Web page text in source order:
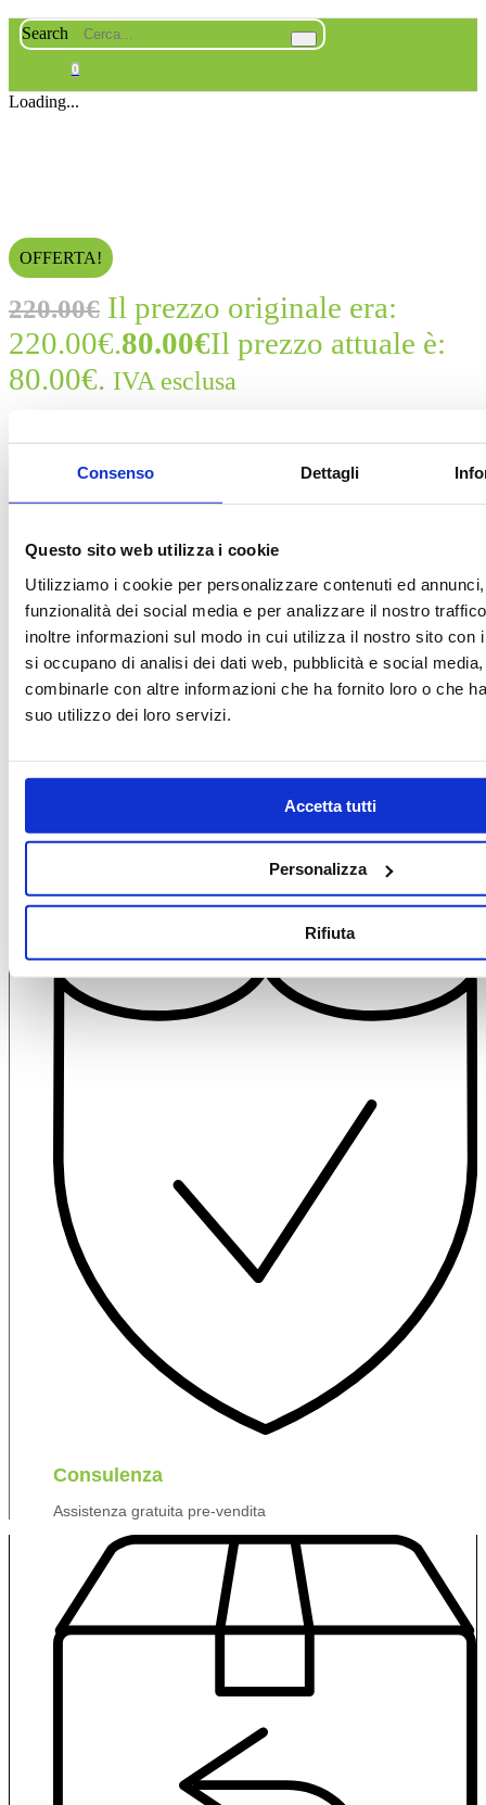
Consenso Dettagli
Questo sito web utilizza i cookie
Utilizziamo i cookie per personalizzare contenuti ed
funzionalità dei social media e per analizzare il nostro
inoltre informazioni sul modo in cui utilizza il nostro sito con
si occupano di analisi dei dati web, pubblicità e social
combinarle con altre informazioni che ha fornito loro o che
suo utilizzo dei loro servizi.
Accetta tutti
Personalizza
Rifiuta
Search
0
Loading...
OFFERTA!
220.00€ Il prezzo originale era:
220.00€.80.00€Il prezzo attuale è:
80.00€. IVA esclusa
Pompa Abs Fiat Panda 0 265 235 488
FIAT:Panda
Scopri tutti i modelli compatibili
IVA
Clear
Pompa Abs
Fiat Panda 0
265 235 488
Richiedi assistenza
Consulenza
Assistenza gratuita pre-vendita